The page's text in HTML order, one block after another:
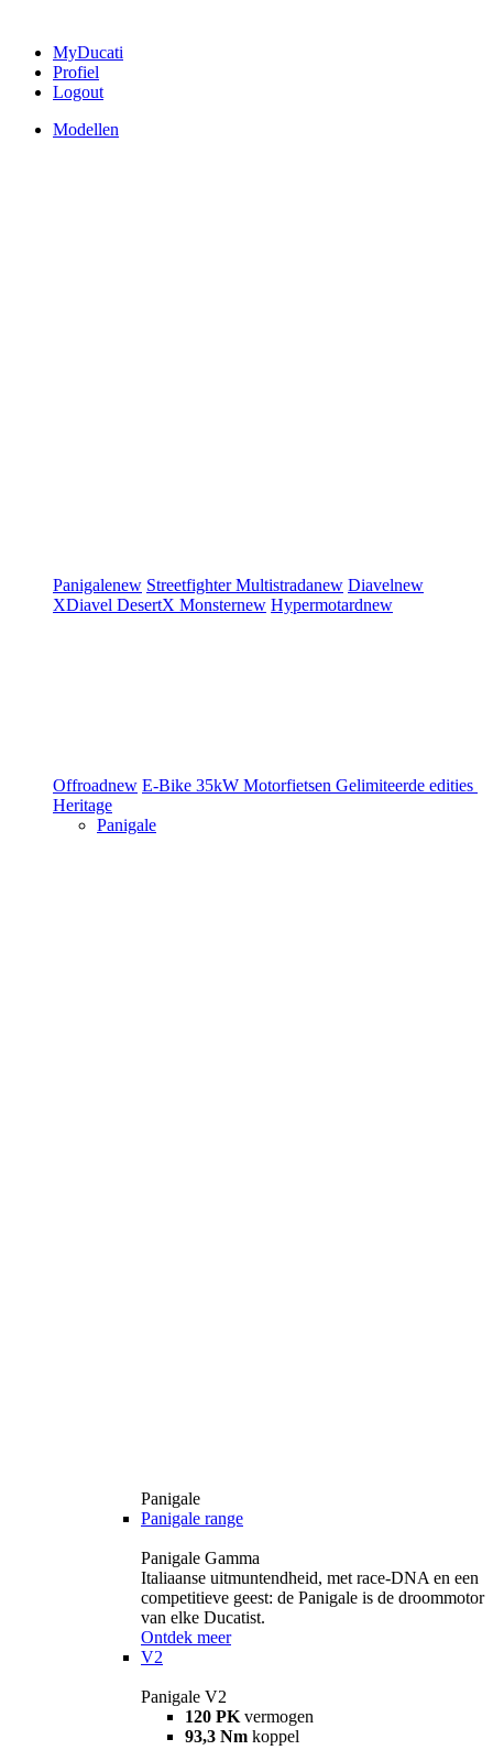
MyDucati
Profiel
Logout
Modellen
Panigalenew StreetfighterMultistradanew Diavelnew
XDiavel DesertX Monsternew Hypermotardnew
Offroadnew E-Bike 35kW Motorfietsen Gelimiteerde edities
Heritage
Panigale
Panigale
Panigale range
Panigale Gamma
Italiaanse uitmuntendheid, met race-DNA en een
competitieve geest: de Panigale is de droommotor
van elke Ducatist.
Ontdek meer
V2
Panigale V2
120 PK vermogen
93,3 Nm koppel